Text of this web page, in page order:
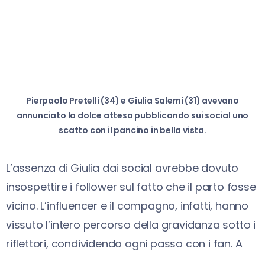
Pierpaolo Pretelli (34) e Giulia Salemi (31) avevano
annunciato la dolce attesa pubblicando sui social uno
scatto con il pancino in bella vista.
L’assenza di Giulia dai social avrebbe dovuto
insospettire i follower sul fatto che il parto fosse
vicino. L’influencer e il compagno, infatti, hanno
vissuto l’intero percorso della gravidanza sotto i
riflettori, condividendo ogni passo con i fan. A